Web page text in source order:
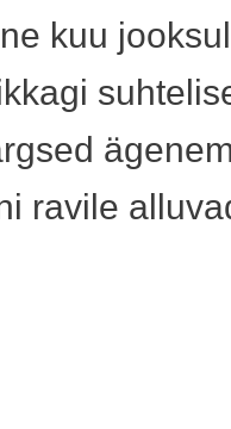
kuu
ravile